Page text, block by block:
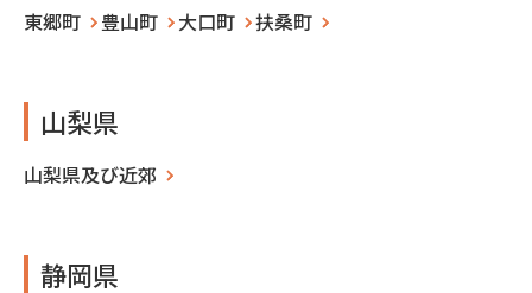
東郷町
豊山町 大口町 扶桑町
山梨県
山梨県及び近郊
静岡県